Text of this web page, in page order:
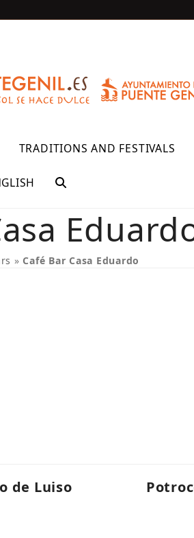
TRADITIONS AND FESTIVALS
» Café Bar Casa Eduardo
de Luiso